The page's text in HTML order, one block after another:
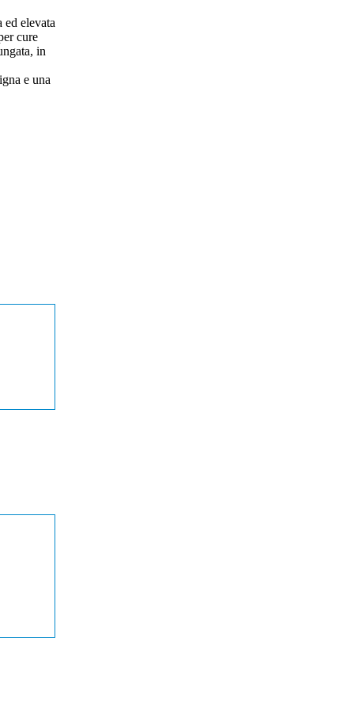
ed elevata
cure
in
e una